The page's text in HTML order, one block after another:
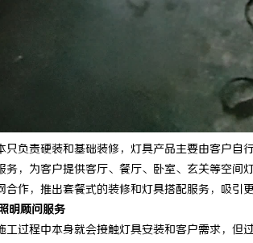
责硬装和基础装修，灯具产品主要由客户自
务，为客户提供客厅、餐厅、卧室、玄关等空
合作，推出套餐式的装修和灯具搭配服务，吸引
顾问服务
程中本身就会接触灯具安装和客户需求，但